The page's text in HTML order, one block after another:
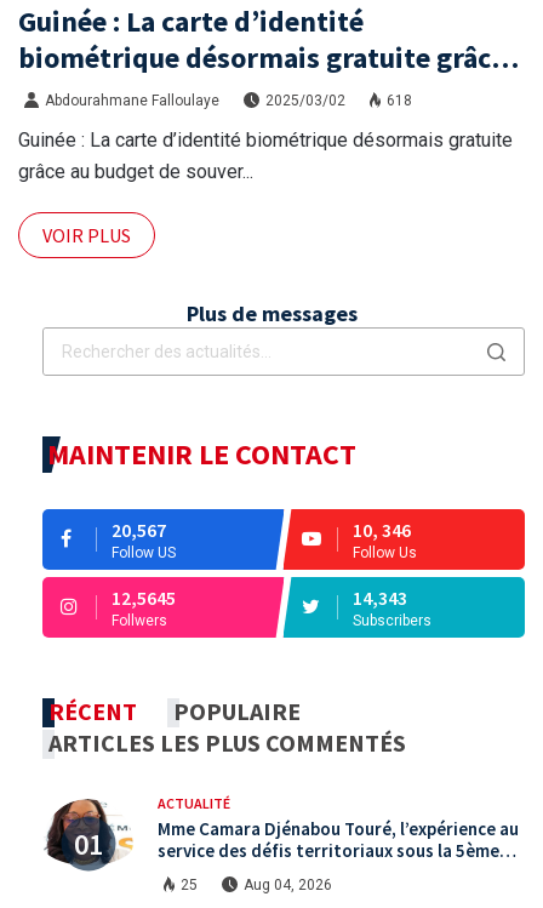
Guinée : La carte d’identité
biométrique désormais gratuite grâce
au budget de souveraineté de Mamadi
Doumbouya
Abdourahmane Falloulaye 2025/03/02 618
Guinée : La carte d’identité biométrique désormais gratuite
grâce au budget de souver...
VOIR PLUS
Plus de messages
MAINTENIR LE CONTACT
20,567
Follow US
10, 346
Follow Us
12,5645
Follwers
14,343
Subscribers
RÉCENT
POPULAIRE
ARTICLES LES PLUS COMMENTÉS
ACTUALITÉ
Mme Camara Djénabou Touré, l’expérience au
service des défis territoriaux sous la 5ème
République
25 Aug 04, 2026